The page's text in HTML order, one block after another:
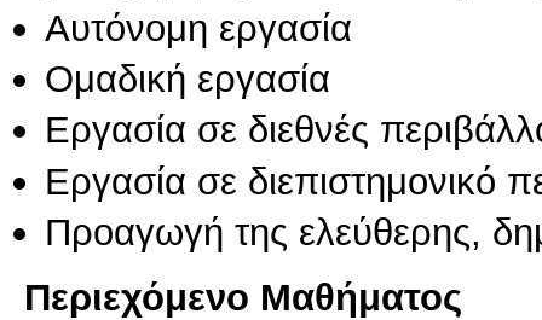
Αυτόνομη εργασία
Ομαδική εργασία
Εργασία σε διεθνές
Εργασία σε διεπιστημονικό
Προαγωγή της ελεύθερης,
Περιεχόμενο Μαθήματος